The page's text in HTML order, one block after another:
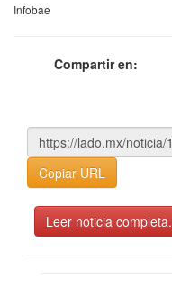
Infobae
Compartir en:
Copiar URL
Leer noticia completa.